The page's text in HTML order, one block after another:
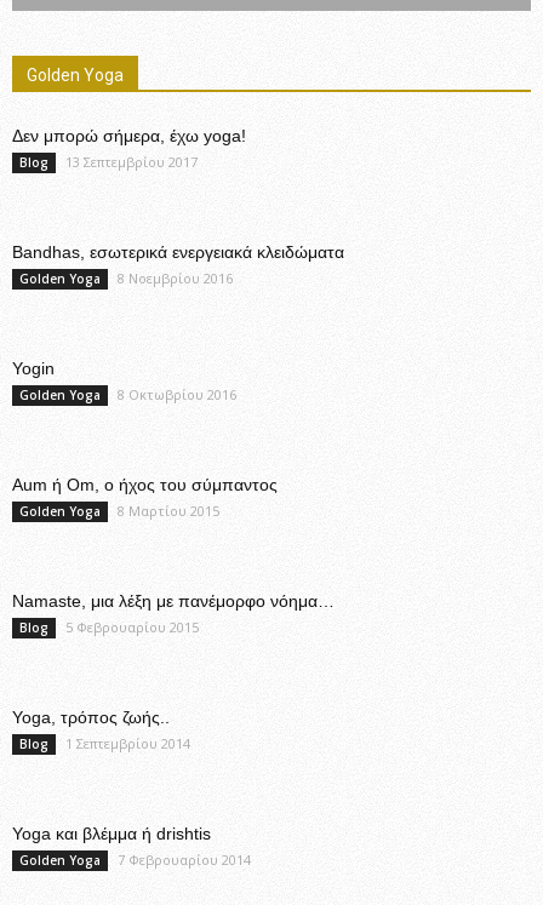
Golden Yoga
Δεν μπορώ σήμερα, έχω yoga!
Blog 13 Σεπτεμβρίου 2017
Bandhas, εσωτερικά ενεργειακά κλειδώματα
Golden Yoga 8 Νοεμβρίου 2016
Yogin
Golden Yoga 8 Οκτωβρίου 2016
Aum ή Om, ο ήχος του σύμπαντος
Golden Yoga 8 Μαρτίου 2015
Namaste, μια λέξη με πανέμορφο νόημα…
Blog 5 Φεβρουαρίου 2015
Yoga, τρόπος ζωής..
Blog 1 Σεπτεμβρίου 2014
Yoga και βλέμμα ή drishtis
Golden Yoga 7 Φεβρουαρίου 2014